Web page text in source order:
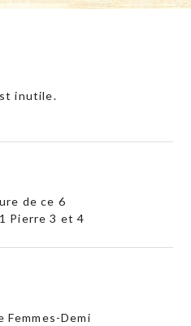
inutile.
de ce 6
Pierre 3 et 4
Femmes-Demi